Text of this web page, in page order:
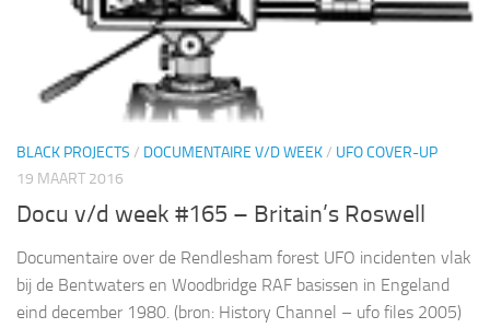
BLACK PROJECTS / DOCUMENTAIRE V/D WEEK/ UFO COVER-UP
19 MAART 2016
Docu v/d week #165 – Britain’s Roswell
Documentaire over de Rendlesham forest UFO incidenten vlak
bij de Bentwaters en Woodbridge RAF basissen in Engeland
eind december 1980. (bron: History Channel – ufo files 2005)